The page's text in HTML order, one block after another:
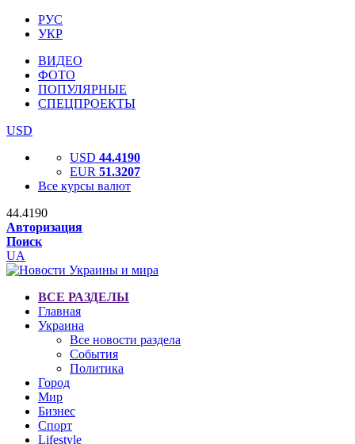
РУС
УКР
ВИДЕО
ФОТО
ПОПУЛЯРНЫЕ
СПЕЦПРОЕКТЫ
USD
USD 44.4190
EUR 51.3207
Все курсы валют
44.4190
Авторизация
Поиск
UA
ВСЕ РАЗДЕЛЫ
Главная
Украина
Все новости раздела
События
Политика
Город
Мир
Бизнес
Спорт
Lifestyle